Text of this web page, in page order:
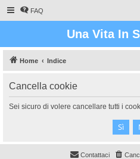
FAQ
Una Vita In
Home Indice
Cancella cookie
Sei sicuro di volere cancellare tutti i
Contattaci